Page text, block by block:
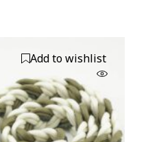
Add to wishlist